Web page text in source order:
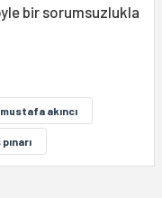
bir sorumsuzlukla
mustafa akıncı